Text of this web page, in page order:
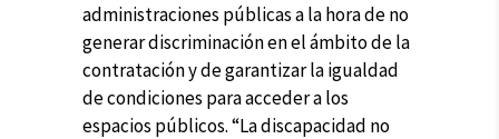
administraciones públicas a la hora de no
generar discriminación en el ámbito de la
contratación y de garantizar la igualdad
de condiciones para acceder a los
espacios públicos. “La discapacidad no